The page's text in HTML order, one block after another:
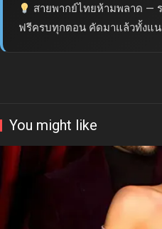
สายพากย์ไทยห้ามพลาด — ร
ฟรีครบทุกตอน คัดมาแล้วทั้งแ
You might like